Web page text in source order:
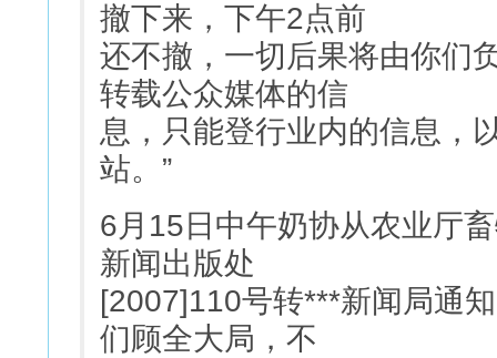
撤下来，下午2点前
还不撤，一切后果将由你们
转载公众媒体的信
息，只能登行业内的信息，
站。”
6月15日中午奶协从农业厅
新闻出版处
[2007]110号转***新闻局通
们顾全大局，不